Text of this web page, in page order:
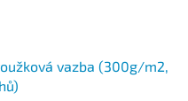
vazba (300g/m2,